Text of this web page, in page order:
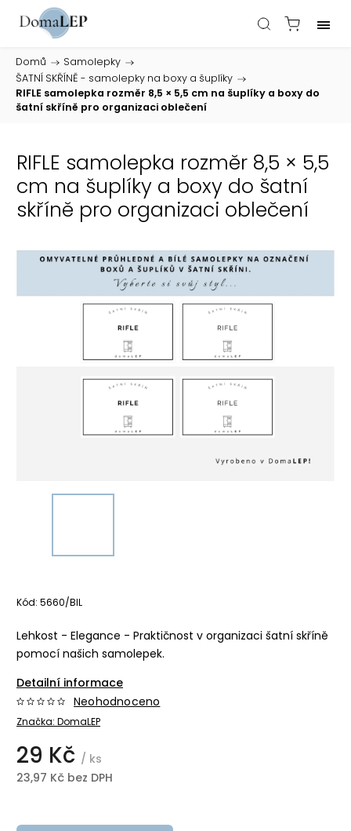
Domů / Samolepky /
ŠATNÍ SKŘÍNĚ - samolepky na boxy a šuplíky /
RIFLE samolepka rozměr 8,5 × 5,5 cm na šuplíky a boxy do
šatní skříně pro organizaci oblečení
RIFLE samolepka rozměr 8,5 × 5,5
cm na šuplíky a boxy do šatní
skříně pro organizaci oblečení
Kód: 5660/BIL
Lehkost - Elegance - Praktičnost v organizaci šatní skříně
pomocí našich samolepek.
Detailní informace
Značka: DomaLEP
Neohodnoceno
29 Kč / ks
23,97 Kč bez DPH